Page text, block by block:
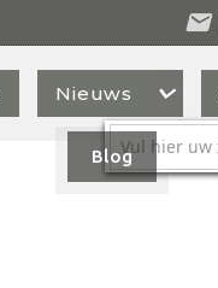

Nieuws 
Blog